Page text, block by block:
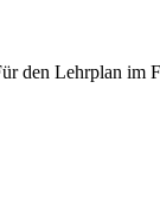
den Lehrplan